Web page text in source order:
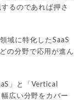
るのであれば押さ
域に特化したSaaS
の分野で応用が進ん
」と「Vertical
広い分野をカバー